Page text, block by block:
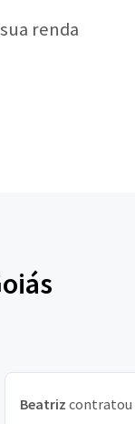
renda
Beatriz contratou